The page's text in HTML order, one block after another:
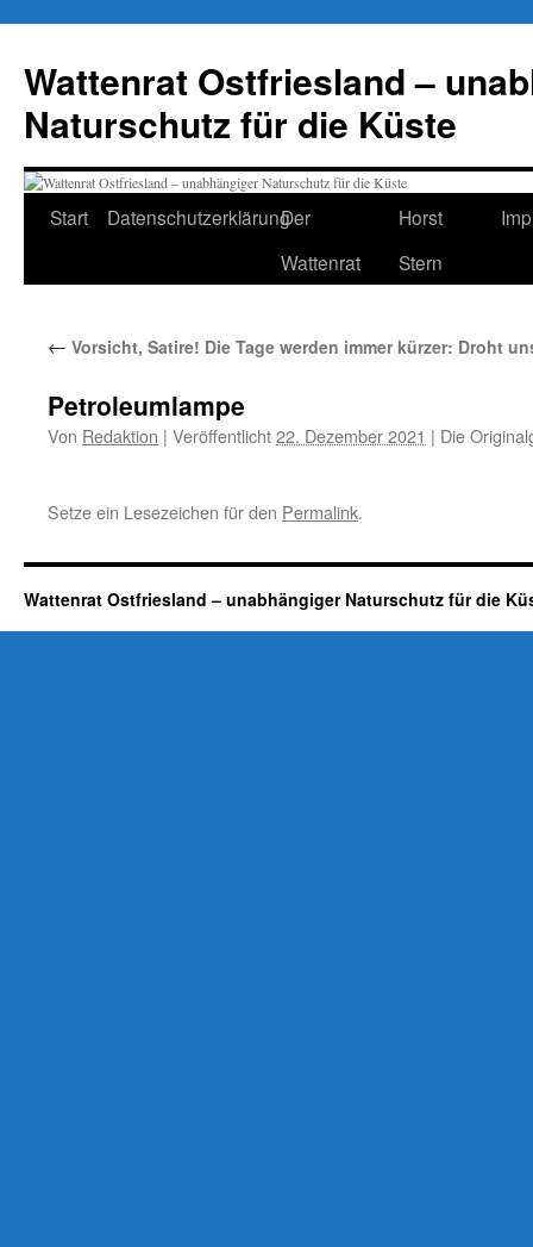
springen
Wattenrat Ostfriesland –
Naturschutz für die Küste
Start DatenschutzerklärungDer
Wattenrat
Horst
Stern
← Vorsicht, Satire! Die Tage werden immer kürzer: Droht
Petroleumlampe
Von Redaktion | Veröffentlicht22. Dezember 2021 | Die
Setze ein Lesezeichen für den Permalink.
Wattenrat Ostfriesland – unabhängiger Naturschutz für die